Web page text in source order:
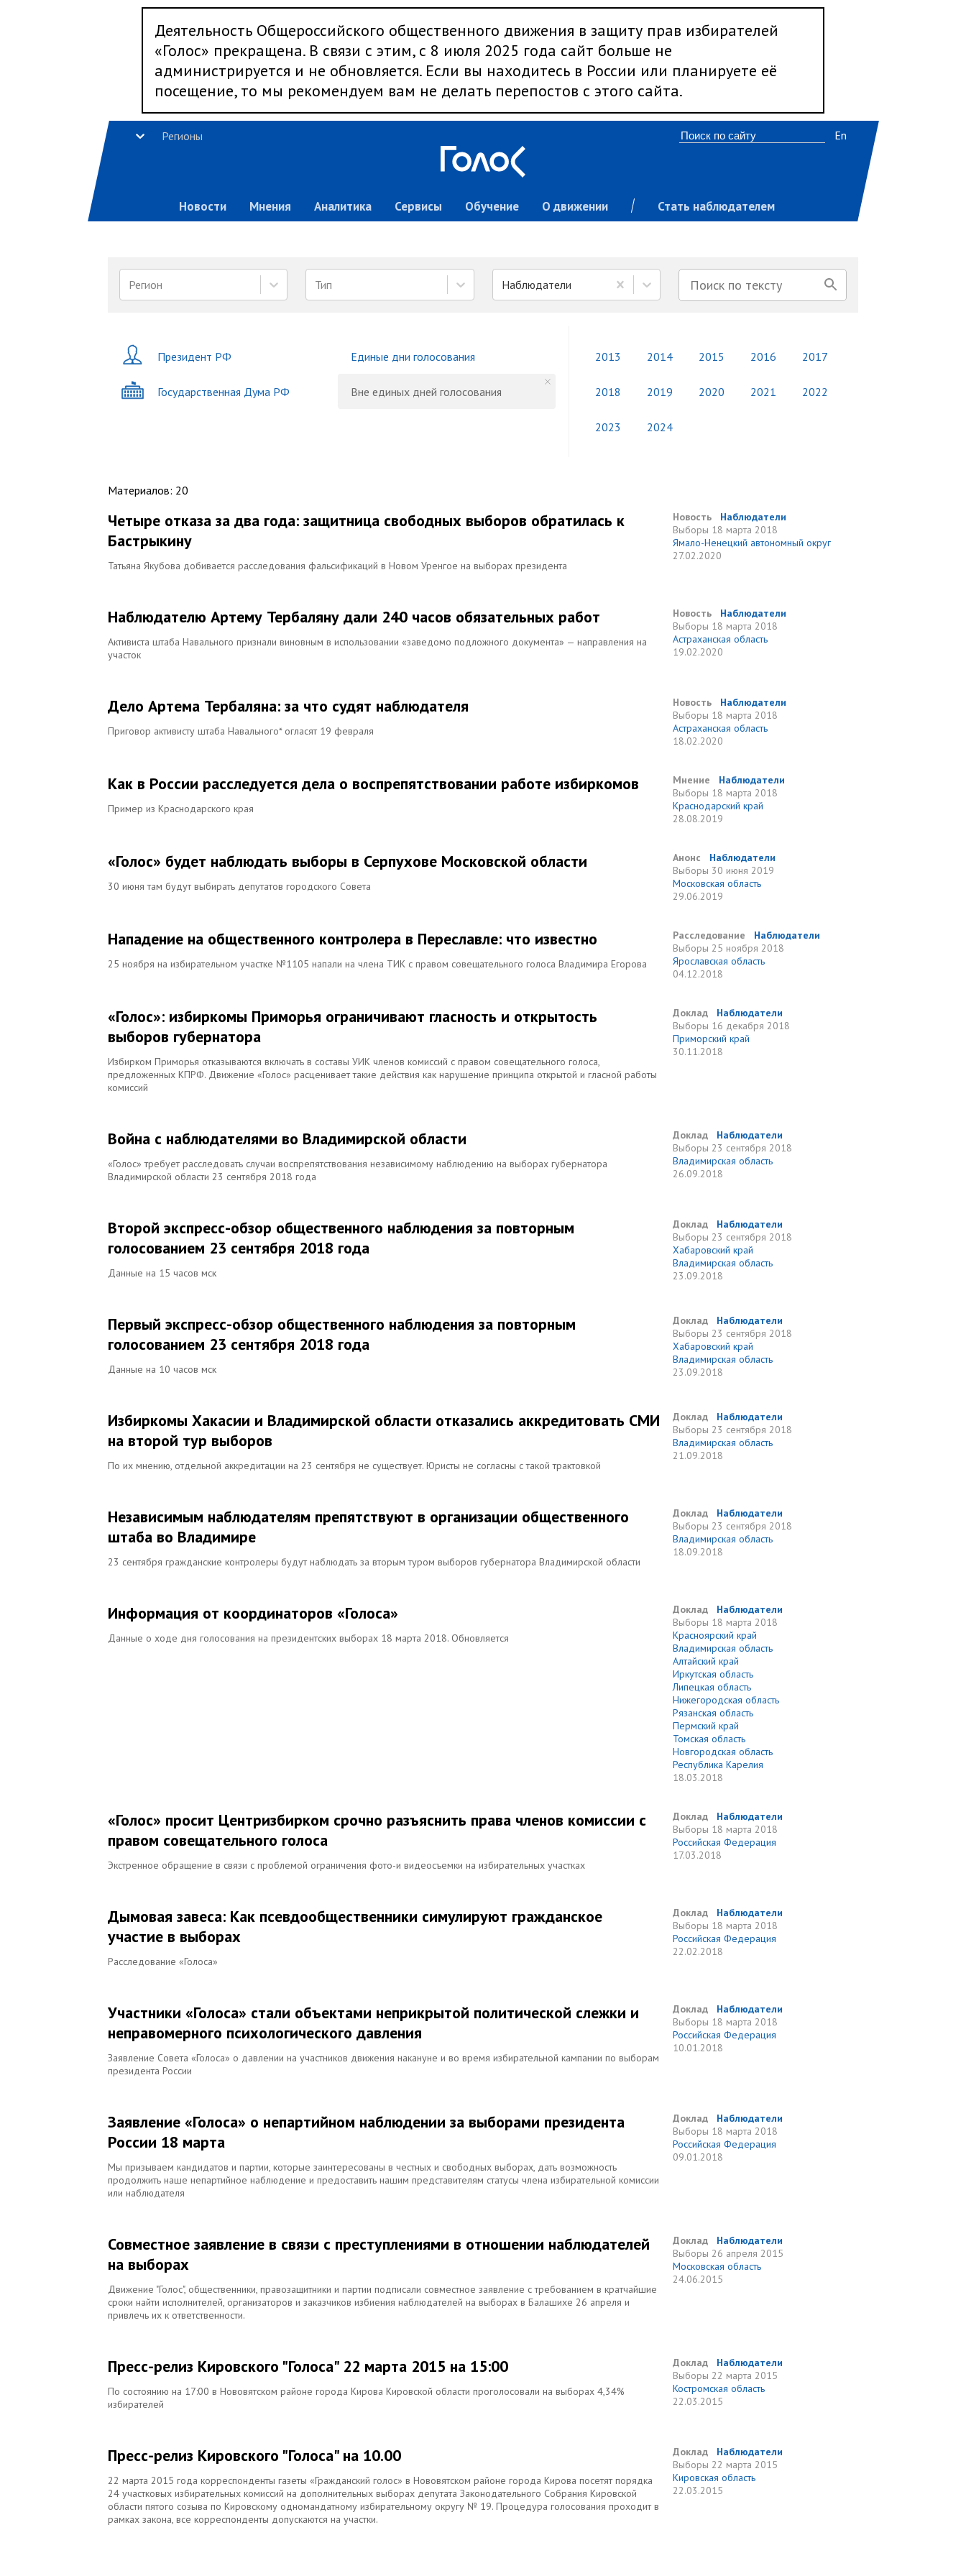
Деятельность Общероссийского общественного движения в защиту прав избирателей
«Голос» прекращена. В связи с этим, с 8 июля 2025 года сайт больше не
администрируется и не обновляется. Если вы находитесь в России или планируете её
посещение, то мы рекомендуем вам не делать перепостов с этого сайта.
Регионы
Новости Мнения Аналитика Сервисы Обучение О движении Стать наблюдателем
En
Регион Тип Наблюдатели
Президент РФ
Государственная Дума РФ
Единые дни голосования
Вне единых дней голосования
2013 2014 2015 2016 2017
2018 2019 2020 2021 2022
2023 2024
Материалов: 20
Четыре отказа за два года: защитница свободных выборов обратилась к
Бастрыкину
Татьяна Якубова добивается расследования фальсификаций в Новом Уренгое на выборах президента
Новость
Наблюдатели
Выборы 18 марта 2018
Ямало-Ненецкий автономный округ
27.02.2020
Наблюдателю Артему Тербаляну дали 240 часов обязательных работ
Активиста штаба Навального признали виновным в использовании «заведомо подложного документа» — направления на
участок
Новость
Наблюдатели
Выборы 18 марта 2018
Астраханская область
19.02.2020
Дело Артема Тербаляна: за что судят наблюдателя
Приговор активисту штаба Навального* огласят 19 февраля
Новость
Наблюдатели
Выборы 18 марта 2018
Астраханская область
18.02.2020
Как в России расследуется дела о воспрепятствовании работе избиркомов
Пример из Краснодарского края
Мнение
Наблюдатели
Выборы 18 марта 2018
Краснодарский край
28.08.2019
«Голос» будет наблюдать выборы в Серпухове Московской области
30 июня там будут выбирать депутатов городского Совета
Анонс
Наблюдатели
Выборы 30 июня 2019
Московская область
29.06.2019
Нападение на общественного контролера в Переславле: что известно
25 ноября на избирательном участке №1105 напали на члена ТИК с правом совещательного голоса Владимира Егорова
Расследование
Наблюдатели
Выборы 25 ноября 2018
Ярославская область
04.12.2018
«Голос»: избиркомы Приморья ограничивают гласность и открытость
выборов губернатора
Избирком Приморья отказываются включать в составы УИК членов комиссий с правом совещательного голоса,
предложенных КПРФ. Движение «Голос» расценивает такие действия как нарушение принципа открытой и гласной работы
комиссий
Доклад
Наблюдатели
Выборы 16 декабря 2018
Приморский край
30.11.2018
Война с наблюдателями во Владимирской области
«Голос» требует расследовать случаи воспрепятствования независимому наблюдению на выборах губернатора
Владимирской области 23 сентября 2018 года
Доклад
Наблюдатели
Выборы 23 сентября 2018
Владимирская область
26.09.2018
Второй экспресс-обзор общественного наблюдения за повторным
голосованием 23 сентября 2018 года
Данные на 15 часов мск
Доклад
Наблюдатели
Выборы 23 сентября 2018
Хабаровский край
Владимирская область
23.09.2018
Первый экспресс-обзор общественного наблюдения за повторным
голосованием 23 сентября 2018 года
Данные на 10 часов мск
Доклад
Наблюдатели
Выборы 23 сентября 2018
Хабаровский край
Владимирская область
23.09.2018
Избиркомы Хакасии и Владимирской области отказались аккредитовать СМИ
на второй тур выборов
По их мнению, отдельной аккредитации на 23 сентября не существует. Юристы не согласны с такой трактовкой
Доклад
Наблюдатели
Выборы 23 сентября 2018
Владимирская область
21.09.2018
Независимым наблюдателям препятствуют в организации общественного
штаба во Владимире
23 сентября гражданские контролеры будут наблюдать за вторым туром выборов губернатора Владимирской области
Доклад
Наблюдатели
Выборы 23 сентября 2018
Владимирская область
18.09.2018
Информация от координаторов «Голоса»
Данные о ходе дня голосования на президентских выборах 18 марта 2018. Обновляется
Доклад
Наблюдатели
Выборы 18 марта 2018
Красноярский край
Владимирская область
Алтайский край
Иркутская область
Липецкая область
Нижегородская область
Рязанская область
Пермский край
Томская область
Новгородская область
Республика Карелия
18.03.2018
«Голос» просит Центризбирком срочно разъяснить права членов комиссии с
правом совещательного голоса
Экстренное обращение в связи с проблемой ограничения фото-и видеосъемки на избирательных участках
Доклад
Наблюдатели
Выборы 18 марта 2018
Российская Федерация
17.03.2018
Дымовая завеса: Как псевдообщественники симулируют гражданское
участие в выборах
Расследование «Голоса»
Доклад
Наблюдатели
Выборы 18 марта 2018
Российская Федерация
22.02.2018
Участники «Голоса» стали объектами неприкрытой политической слежки и
неправомерного психологического давления
Заявление Совета «Голоса» о давлении на участников движения накануне и во время избирательной кампании по выборам
президента России
Доклад
Наблюдатели
Выборы 18 марта 2018
Российская Федерация
10.01.2018
Заявление «Голоса» о непартийном наблюдении за выборами президента
России 18 марта
Мы призываем кандидатов и партии, которые заинтересованы в честных и свободных выборах, дать возможность
продолжить наше непартийное наблюдение и предоставить нашим представителям статусы члена избирательной комиссии
или наблюдателя
Доклад
Наблюдатели
Выборы 18 марта 2018
Российская Федерация
09.01.2018
Совместное заявление в связи с преступлениями в отношении наблюдателей
на выборах
Движение "Голос", общественники, правозащитники и партии подписали совместное заявление с требованием в кратчайшие
сроки найти исполнителей, организаторов и заказчиков избиения наблюдателей на выборах в Балашихе 26 апреля и
привлечь их к ответственности.
Доклад
Наблюдатели
Выборы 26 апреля 2015
Московская область
24.06.2015
Пресс-релиз Кировского "Голоса" 22 марта 2015 на 15:00
По состоянию на 17:00 в Нововятском районе города Кирова Кировской области проголосовали на выборах 4,34%
избирателей
Доклад
Наблюдатели
Выборы 22 марта 2015
Костромская область
22.03.2015
Пресс-релиз Кировского "Голоса" на 10.00
22 марта 2015 года корреспонденты газеты «Гражданский голос» в Нововятском районе города Кирова посетят порядка
24 участковых избирательных комиссий на дополнительных выборах депутата Законодательного Собрания Кировской
области пятого созыва по Кировскому одномандатному избирательному округу № 19. Процедура голосования проходит в
рамках закона, все корреспонденты допускаются на участки.
Доклад
Наблюдатели
Выборы 22 марта 2015
Кировская область
22.03.2015